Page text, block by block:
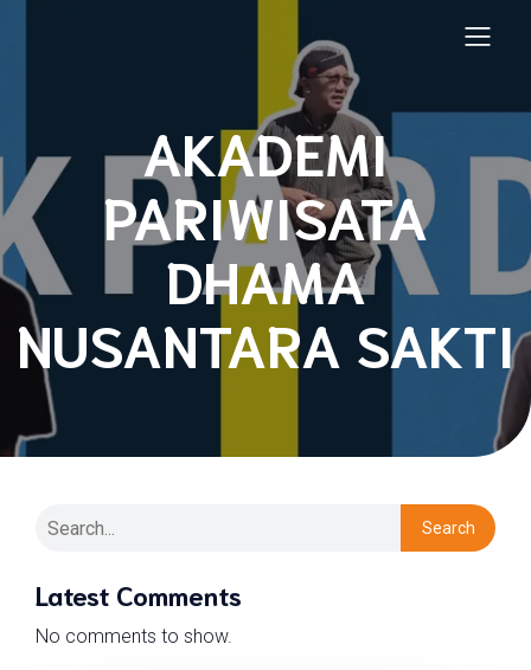
AKADEMI
PARIWISATA
DHAMA
NUSANTARA SAKTI
Search
Latest Comments
No comments to show.